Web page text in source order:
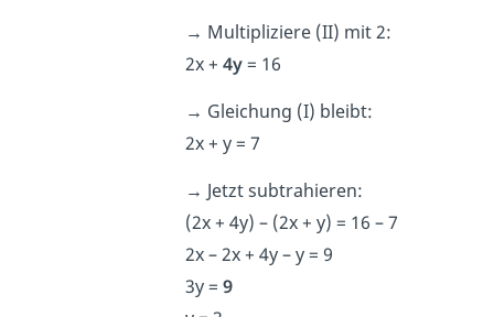
→ Multipliziere (II) mit 2:
2x + 4y= 16
→ Gleichung (I) bleibt:
2x + y = 7
→ Jetzt subtrahieren:
(2x + 4y) – (2x + y) = 16 – 7
2x – 2x + 4y – y = 9
3y = 9